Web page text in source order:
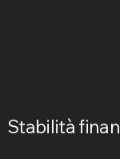
Stabilità